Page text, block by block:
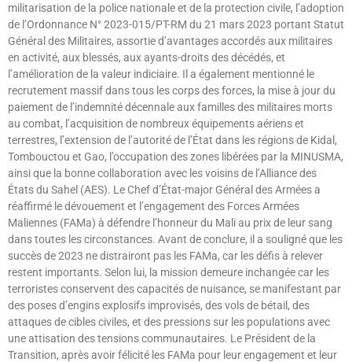
militarisation de la police nationale et de la protection civile, l’adoption
de l’Ordonnance N° 2023-015/PT-RM du 21 mars 2023 portant Statut
Général des Militaires, assortie d’avantages accordés aux militaires
en activité, aux blessés, aux ayants-droits des décédés, et
l’amélioration de la valeur indiciaire. Il a également mentionné le
recrutement massif dans tous les corps des forces, la mise à jour du
paiement de l’indemnité décennale aux familles des militaires morts
au combat, l’acquisition de nombreux équipements aériens et
terrestres, l’extension de l’autorité de l’État dans les régions de Kidal,
Tombouctou et Gao, l’occupation des zones libérées par la MINUSMA,
ainsi que la bonne collaboration avec les voisins de l’Alliance des
États du Sahel (AES). Le Chef d’État-major Général des Armées a
réaffirmé le dévouement et l’engagement des Forces Armées
Maliennes (FAMa) à défendre l’honneur du Mali au prix de leur sang
dans toutes les circonstances. Avant de conclure, il a souligné que les
succès de 2023 ne distrairont pas les FAMa, car les défis à relever
restent importants. Selon lui, la mission demeure inchangée car les
terroristes conservent des capacités de nuisance, se manifestant par
des poses d’engins explosifs improvisés, des vols de bétail, des
attaques de cibles civiles, et des pressions sur les populations avec
une attisation des tensions communautaires. Le Président de la
Transition, après avoir félicité les FAMa pour leur engagement et leur